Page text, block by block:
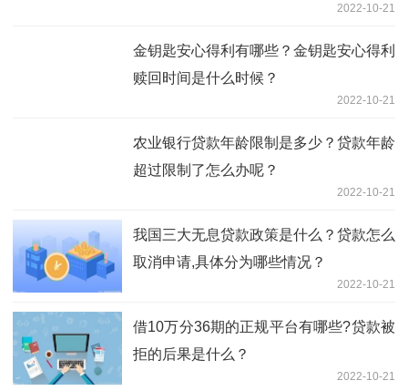
2022-10-21
金钥匙安心得利有哪些？金钥匙安心得利
赎回时间是什么时候？
2022-10-21
农业银行贷款年龄限制是多少？贷款年龄
超过限制了怎么办呢？
2022-10-21
我国三大无息贷款政策是什么？贷款怎么
取消申请,具体分为哪些情况？
2022-10-21
借10万分36期的正规平台有哪些?贷款被
拒的后果是什么？
2022-10-21